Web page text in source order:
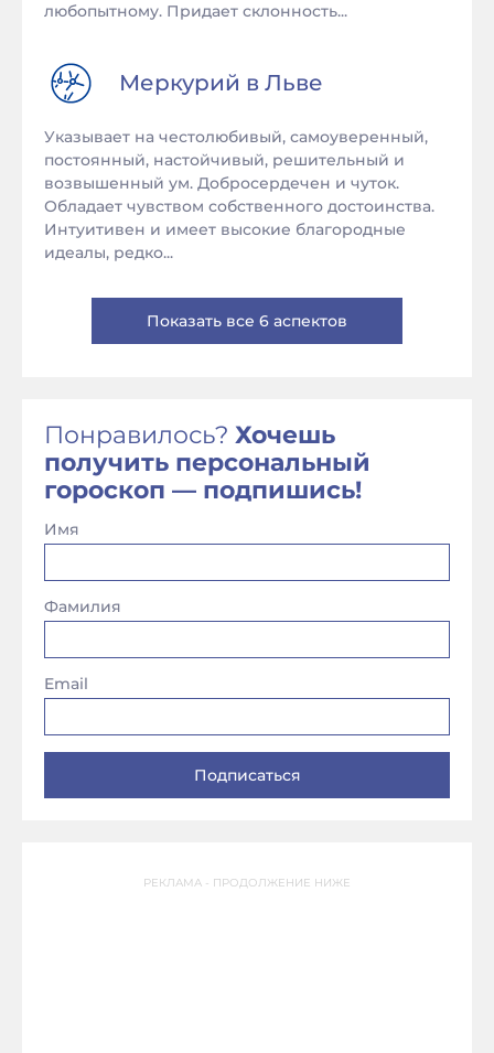
любопытному. Придает склонность...
Меркурий в Льве
Указывает на честолюбивый, самоуверенный,
постоянный, настойчивый, решительный и
возвышенный ум. Добросердечен и чуток.
Обладает чувством собственного достоинства.
Интуитивен и имеет высокие благородные
идеалы, редко...
Показать все 6 аспектов
Понравилось? Хочешь
получить персональный
гороскоп — подпишись!
Имя
Фамилия
Email
РЕКЛАМА - ПРОДОЛЖЕНИЕ НИЖЕ